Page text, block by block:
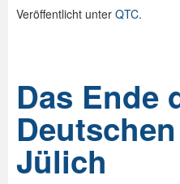
Veröffentlicht unter QTC.
Das Ende
Jülich